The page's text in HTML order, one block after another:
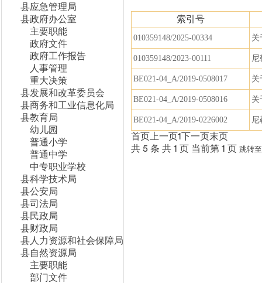
县应急管理局
县政府办公室
主要职能
政府文件
政府工作报告
人事管理
重大决策
县发展和改革委员会
县商务和工业信息化局
县教育局
幼儿园
普通小学
普通中学
中专职业学校
县科学技术局
县公安局
县司法局
县民政局
县财政局
县人力资源和社会保障局
县自然资源局
主要职能
部门文件
索引号
010359148/2025-00334 关
010359148/2023-00111 尼
BE021-04_A/2019-0508017 关
BE021-04_A/2019-0508016 关
BE021-04_A/2019-0226002 尼
首页 上一页1 下一页 末页
共 5 条 共 1 页 当前第 1 页 跳转至